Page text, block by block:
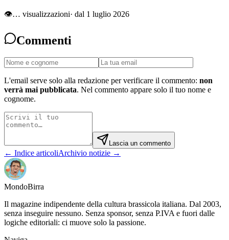
👁… visualizzazioni· dal 1 luglio 2026
Commenti
L'email serve solo alla redazione per verificare il commento: non
verrà mai pubblicata. Nel commento appare solo il tuo nome e
cognome.
Lascia un commento
← Indice articoliArchivio notizie →
MondoBirra
Il magazine indipendente della cultura brassicola italiana. Dal 2003,
senza inseguire nessuno. Senza sponsor, senza P.IVA e fuori dalle
logiche editoriali: ci muove solo la passione.